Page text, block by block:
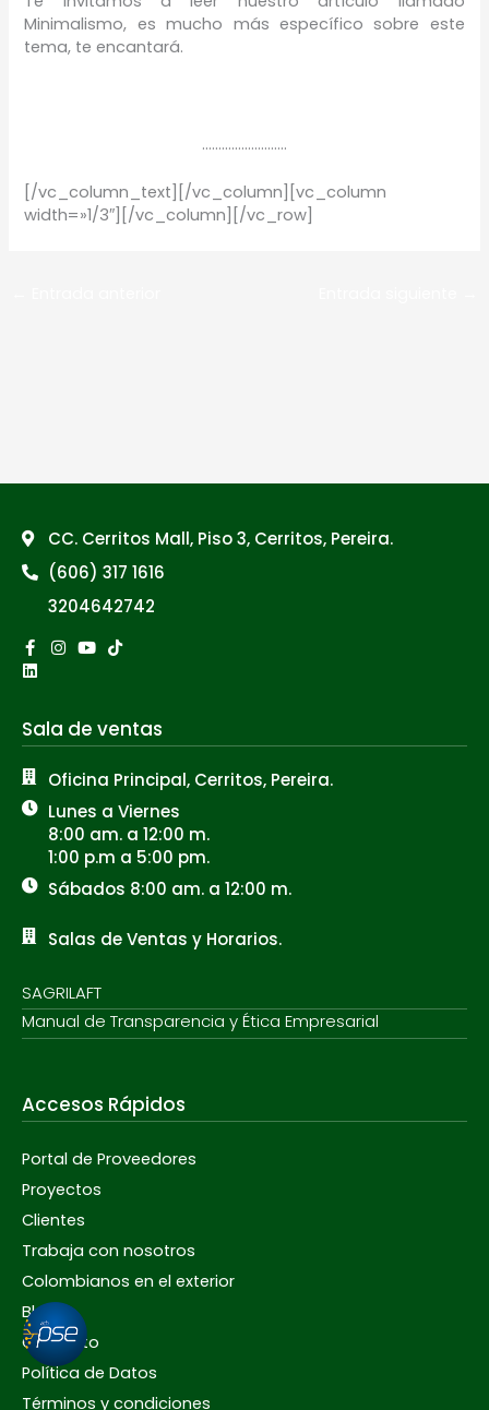
Minimalismo, es mucho más específico sobre este
tema, te encantará.
……………………..
[/vc_column_text][/vc_column][vc_column
width=»1/3″][/vc_column][/vc_row]
CC. Cerritos Mall, Piso 3, Cerritos, Pereira.
(606) 317 1616
3204642742
Facebook-
f
Instagram
Youtube
Tiktok
Linkedin
Sala de ventas
Oficina Principal, Cerritos, Pereira.
Lunes a Viernes
8:00 am. a 12:00 m.
1:00 p.m a 5:00 pm.
Sábados 8:00 am. a 12:00 m.
Salas de Ventas y Horarios.
SAGRILAFT
Manual de Transparencia y Ética Empresarial
Accesos Rápidos
Portal de Proveedores
Proyectos
Clientes
Trabaja con nosotros
Colombianos en el exterior
Blog
Contacto
Política de Datos
Términos y condiciones